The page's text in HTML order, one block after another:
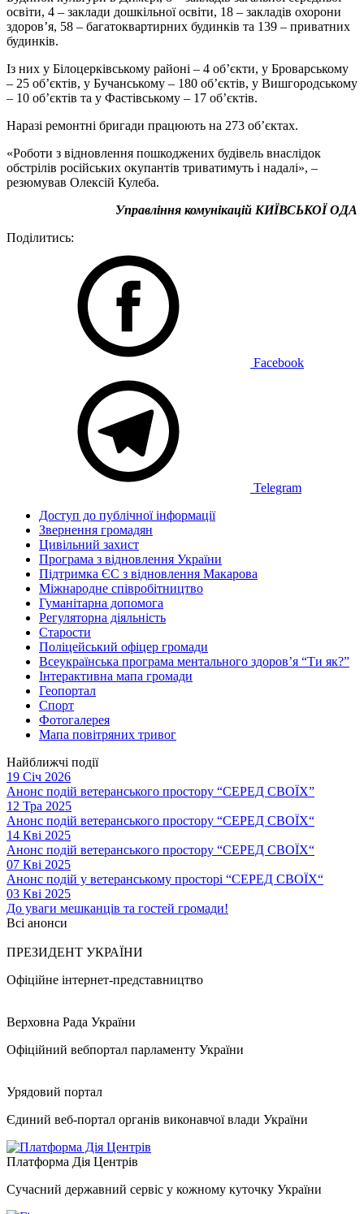
освіти, 4 – заклади дошкільної освіти, 18 – закладів охорони
здоров’я, 58 – багатоквартирних будинків та 139 – приватних
будинків.
Із них у Білоцерківському районі – 4 об’єкти, у Броварському
– 25 об’єктів, у Бучанському – 180 об’єктів, у Вишгородському
– 10 об’єктів та у Фастівському – 17 об’єктів.
Наразі ремонтні бригади працюють на 273 об’єктах.
«Роботи з відновлення пошкоджених будівель внаслідок
обстрілів російських окупантів триватимуть і надалі», –
резюмував Олексій Кулеба.
Управління комунікацій КИЇВСЬКОЇ ОДА
Поділитись:
Facebook
Telegram
Доступ до публічної інформації
Звернення громадян
Цивільний захист
Програма з відновлення України
Підтримка ЄС з відновлення Макарова
Міжнародне співробітництво
Гуманітарна допомога
Регуляторна діяльність
Старости
Поліцейський офіцер громади
Всеукраїнська програма ментального здоров’я “Ти як?”
Інтерактивна мапа громади
Геопортал
Спорт
Фотогалерея
Мапа повітряних тривог
Найближчі події
19 Січ 2026
Анонс подій ветеранського простору “СЕРЕД СВОЇХ”
12 Тра 2025
Анонс подій ветеранського простору “СЕРЕД СВОЇХ“
14 Кві 2025
Анонс подій ветеранського простору “СЕРЕД СВОЇХ“
07 Кві 2025
Анонс подій у ветеранському просторі “СЕРЕД СВОЇХ“
03 Кві 2025
До уваги мешканців та гостей громади!
Всі анонси
ПРЕЗИДЕНТ УКРАЇНИ
Офіційне інтернет-представництво
Верховна Рада України
Офіційний вебпортал парламенту України
Урядовий портал
Єдиний веб-портал органів виконавчої влади України
Платформа Дія Центрів
Сучасний державний сервіс у кожному куточку України